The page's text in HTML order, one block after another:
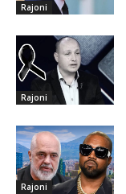
Rajoni
Rajoni
Rajoni